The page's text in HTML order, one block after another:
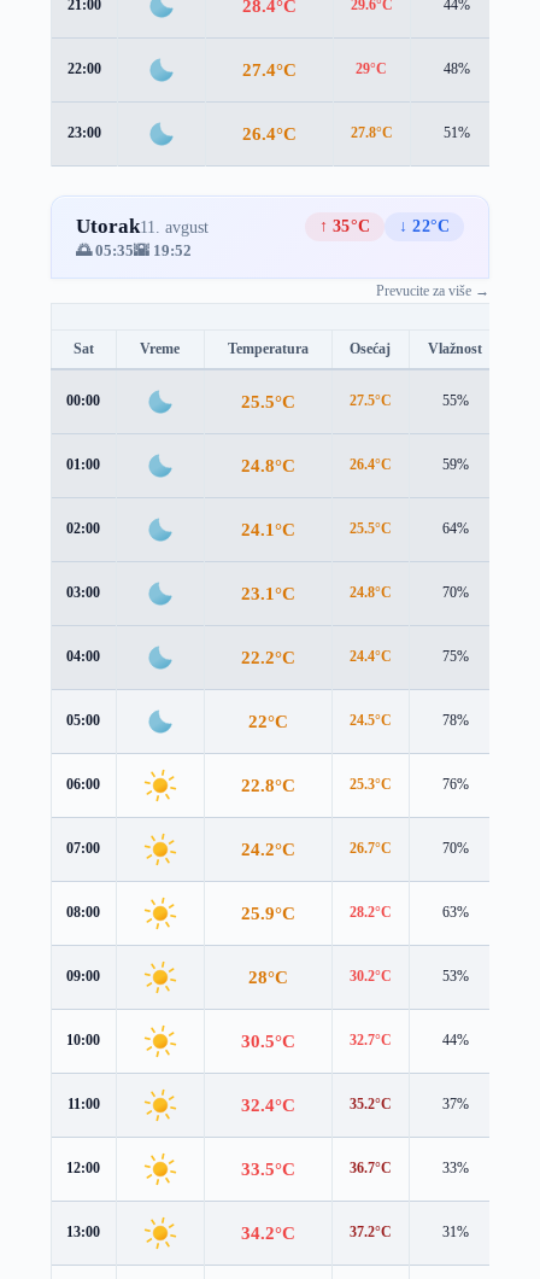
21:00 28.4°C 29.6°C 44%
22:00 27.4°C 29°C 48%
23:00 26.4°C 27.8°C 51%
Utorak11. avgust ↑ 35°C
↓ 22°C
🌅 05:35🌇 19:52
Prevucite za više →
Sat Vreme Temperatura Osećaj Vlažnost
00:00 25.5°C 27.5°C 55%
01:00 24.8°C 26.4°C 59%
02:00 24.1°C 25.5°C 64%
03:00 23.1°C 24.8°C 70%
04:00 22.2°C 24.4°C 75%
05:00 22°C 24.5°C 78%
06:00 22.8°C 25.3°C 76%
07:00 24.2°C 26.7°C 70%
08:00 25.9°C 28.2°C 63%
09:00 28°C 30.2°C 53%
10:00 30.5°C 32.7°C 44%
11:00 32.4°C 35.2°C 37%
12:00 33.5°C 36.7°C 33%
13:00 34.2°C 37.2°C 31%